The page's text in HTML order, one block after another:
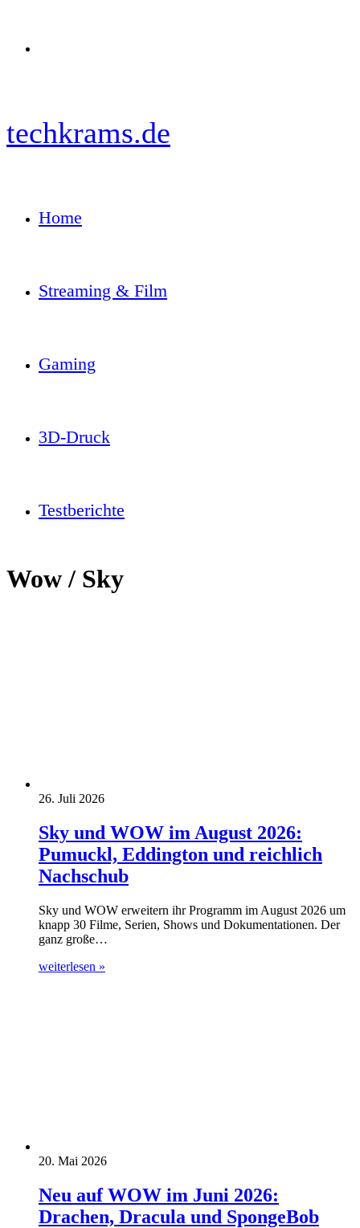
techkrams.de
Home
Streaming & Film
Gaming
3D-Druck
Testberichte
Wow / Sky
26. Juli 2026
Sky und WOW im August 2026:
Pumuckl, Eddington und reichlich
Nachschub
Sky und WOW erweitern ihr Programm im August 2026 um
knapp 30 Filme, Serien, Shows und Dokumentationen. Der
ganz große…
weiterlesen »
20. Mai 2026
Neu auf WOW im Juni 2026:
Drachen, Dracula und SpongeBob